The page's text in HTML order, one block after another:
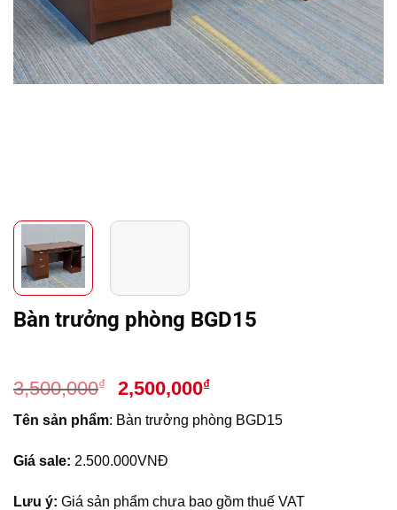
Bàn trưởng phòng BGD15
3,500,000₫
Giá
gốc
là:
3,500,000₫.
2,500,000₫Giá
hiện
tại
Tên sản phẩm: Bàn trưởng phòng BGD15
Giá sale: 2.500.000VNĐ
Lưu ý: Giá sản phẩm chưa bao gồm thuế VAT